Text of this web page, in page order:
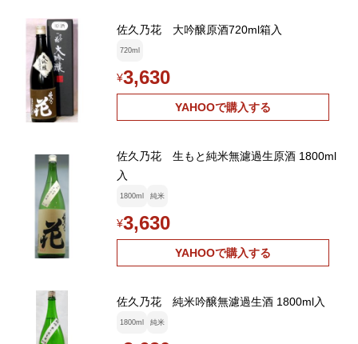
佐久乃花 大吟醸原酒720ml箱入
720ml
¥3,630
YAHOOで購入する
佐久乃花 生もと純米無濾過生原酒 1800ml
入
1800ml 純米
¥3,630
YAHOOで購入する
佐久乃花 純米吟醸無濾過生酒 1800ml入
1800ml 純米